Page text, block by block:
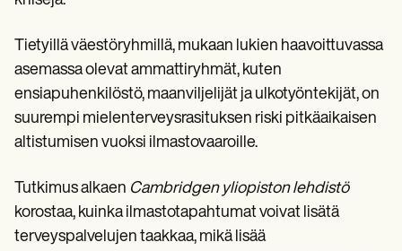
Tietyillä väestöryhmillä, mukaan lukien haavoittuvassa
asemassa olevat ammattiryhmät, kuten
ensiapuhenkilöstö, maanviljelijät ja ulkotyöntekijät, on
suurempi mielenterveysrasituksen riski pitkäaikaisen
altistumisen vuoksi ilmastovaaroille.
Tutkimus alkaen Cambridgen yliopiston lehdistö
korostaa, kuinka ilmastotapahtumat voivat lisätä
terveyspalvelujen taakkaa, mikä lisää